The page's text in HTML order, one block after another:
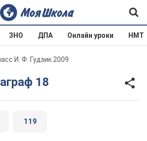
ЗНО ДПА Онлайн уроки НМТ
И. Ф. Гудзик 2009
18
119